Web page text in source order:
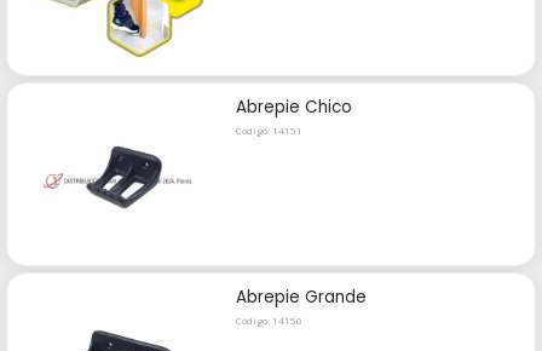
Abrepie Chico
Código: 14151
Abrepie Grande
Código: 14150